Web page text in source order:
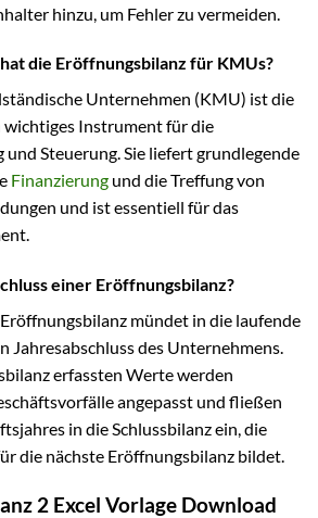
hinzu, um Fehler zu vermeiden.
die Eröffnungsbilanz für KMUs?
Unternehmen (KMU) ist die
wichtiges Instrument für die
und Steuerung. Sie liefert grundlegende
Finanzierung und die Treffung von
und ist essentiell für das
einer Eröffnungsbilanz?
mündet in die laufende
Jahresabschluss des Unternehmens.
erfassten Werte werden
angepasst und fließen
in die Schlussbilanz ein, die
die nächste Eröffnungsbilanz bildet.
2 Excel Vorlage Download